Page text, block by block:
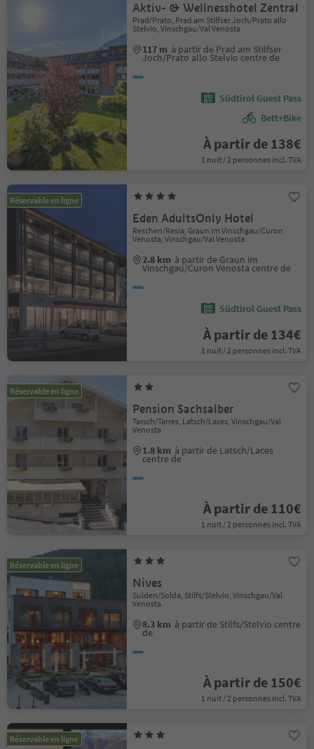
Aktiv- & Wellnesshotel Zentral
Prad/Prato, Prad am Stilfser Joch/Prato allo
Stelvio, Vinschgau/Val Venosta
117 m à partir de Prad am Stilfser
Joch/Prato allo Stelvio centre de
Südtirol Guest Pass
Bett+Bike
À partir de 138€
1 nuit / 2 personnes incl. TVA
Réservable en ligne
Eden AdultsOnly Hotel
Reschen/Resia, Graun im Vinschgau/Curon
Venosta, Vinschgau/Val Venosta
2.8 km à partir de Graun im
Vinschgau/Curon Venosta centre de
Südtirol Guest Pass
À partir de 134€
1 nuit / 2 personnes incl. TVA
Réservable en ligne
Pension Sachsalber
Tarsch/Tarres, Latsch/Laces, Vinschgau/Val
Venosta
1.8 km à partir de Latsch/Laces
centre de
À partir de 110€
1 nuit / 2 personnes incl. TVA
Réservable en ligne
Nives
Sulden/Solda, Stilfs/Stelvio, Vinschgau/Val
Venosta
8.3 km à partir de Stilfs/Stelvio centre
de
À partir de 150€
1 nuit / 2 personnes incl. TVA
Réservable en ligne